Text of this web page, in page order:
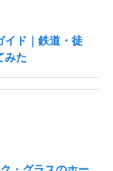
イド｜鉄道・徒
みた